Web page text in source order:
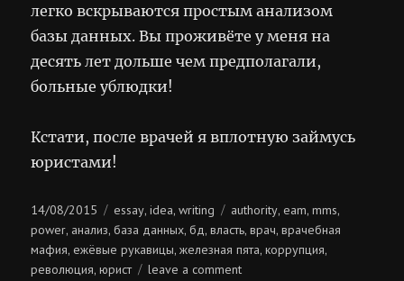
легко вскрываются простым анализом
базы данных. Вы проживёте у меня на
десять лет дольше чем предполагали,
больные ублюдки!
Кстати, после врачей я вплотную займусь
юристами!
Posted
on
14/08/2015 Categories
essay,idea,writing Tags
authority,eam,mms,
power, анализ,база данных,бд,власть,врач,врачебная
мафия,ежёвые рукавицы,железная пята,коррупция,
революция,юрист leave a commenton